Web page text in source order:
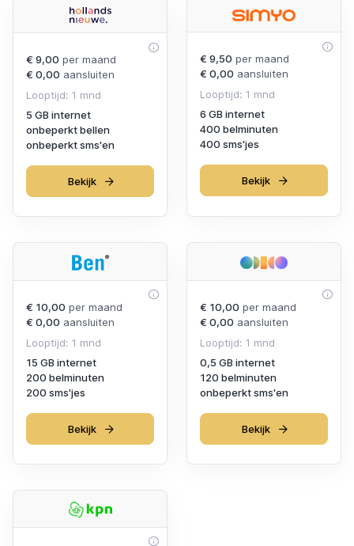
€ 9,00 per maand
€ 0,00 aansluiten
Looptijd: 1 mnd
5 GB internet
onbeperkt bellen
onbeperkt sms'en
Bekijk
€ 9,50 per maand
€ 0,00 aansluiten
Looptijd: 1 mnd
6 GB internet
400 belminuten
400 sms'jes
Bekijk
€ 10,00 per maand
€ 0,00 aansluiten
Looptijd: 1 mnd
15 GB internet
200 belminuten
200 sms'jes
Bekijk
€ 10,00 per maand
€ 0,00 aansluiten
Looptijd: 1 mnd
0,5 GB internet
120 belminuten
onbeperkt sms'en
Bekijk